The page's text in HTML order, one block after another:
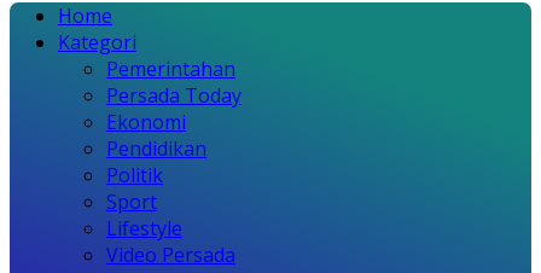
Home
Kategori
Pemerintahan
Persada Today
Ekonomi
Pendidikan
Politik
Sport
Lifestyle
Video Persada